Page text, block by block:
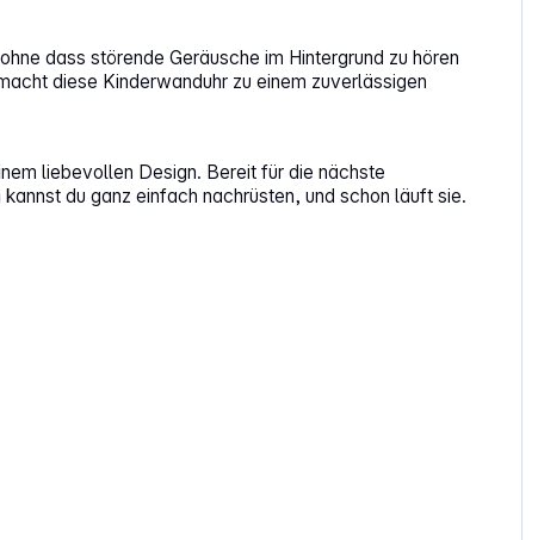
dass störende Geräusche im Hintergrund zu hören
diese Kinderwanduhr zu einem zuverlässigen
liebevollen Design. Bereit für die nächste
du ganz einfach nachrüsten, und schon läuft sie.